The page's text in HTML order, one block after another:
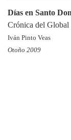
Días en Santo
Crónica del
Iván Pinto Veas
Otoño 2009